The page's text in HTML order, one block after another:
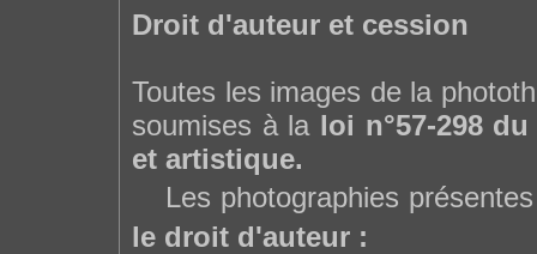
Droit d'auteur et cession
Toutes les images de la
soumises à la loi n°57-298
et artistique.
Les photographies
le droit d'auteur :